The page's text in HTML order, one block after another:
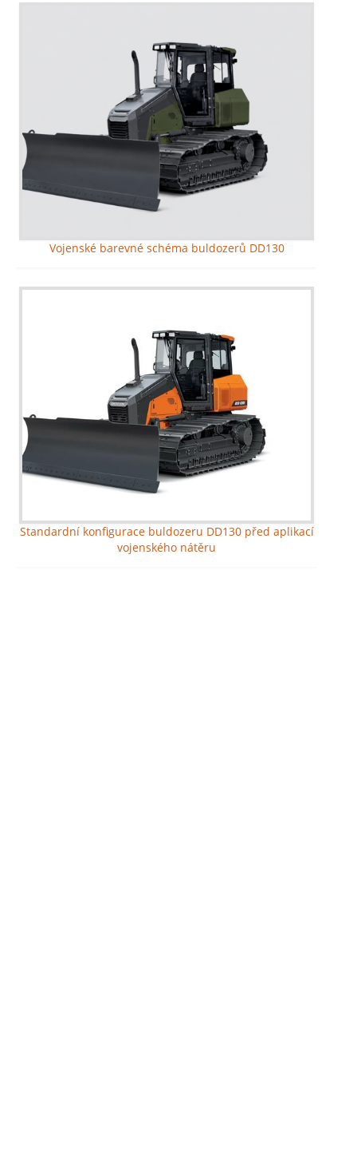
Vojenské barevné schéma buldozerů DD130
Standardní konfigurace buldozeru DD130 před aplikací
vojenského nátěru